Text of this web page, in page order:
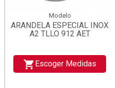
Modelo
ARANDELA ESPECIAL INOX
A2 TLLO 912 AET
shopping_cart Escoger Medidas